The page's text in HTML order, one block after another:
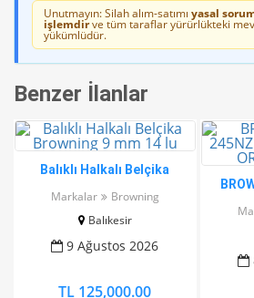
Unutmayın: Silah alım-satımı yasal
işlemdirve tüm taraflar yürürlükteki
yükümlüdür.
Benzer İlanlar
Balıklı Halkalı Belçika
Markalar
Browning
Balıkesir
9 Ağustos 2026
TL 125,000.00